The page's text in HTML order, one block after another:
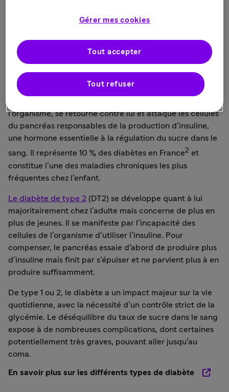
2. Si toutes deux sont caractérisées par un excès de
différentes.
Le diabète de type 1 (DT1) est une maladie auto-immune
Il se déclare en général très tôt chez l’enfant ou le jeune
adulte, mais peut aussi être diagnostiqué plus
l’organisme, se retourne contre lui et attaque les cellules
du pancréas responsables de la production d’insuline,
une hormone essentielle à la régulation du sucre dans le
sang. Il représente 10 % des diabètes en France2 et
constitue l’une des maladies chroniques les plus
fréquentes chez l’enfant.
Le diabète de type 2 (DT2) se développe quant à lui
majoritairement chez l’adulte mais concerne de plus en
plus de jeunes. Il se manifeste par l’incapacité des
cellules de l’organisme d’utiliser l’insuline. Pour
compenser, le pancréas essaie d’abord de produire plus
d’insuline mais finit par s’épuiser et ne parvient plus à en
produire suffisamment.
De type 1 ou 2, le diabète a un impact majeur sur la vie
quotidienne, avec la nécessité d’un contrôle strict de la
glycémie. Le déséquilibre du taux de sucre dans le sang
expose à de nombreuses complications, dont certaines
potentiellement très graves, pouvant aller jusqu’au
coma.
En savoir plus sur les différents types de diabète
Gérer mes cookies
Tout refuser
Tout accepter